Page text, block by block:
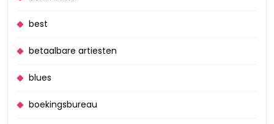
best
betaalbare artiesten
blues
boekingsbureau